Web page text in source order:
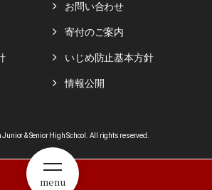
お問い合わせ
寄付のご案内
いじめ防止基本方針
情報公開
& Senior High School. All rights reserved.
menu